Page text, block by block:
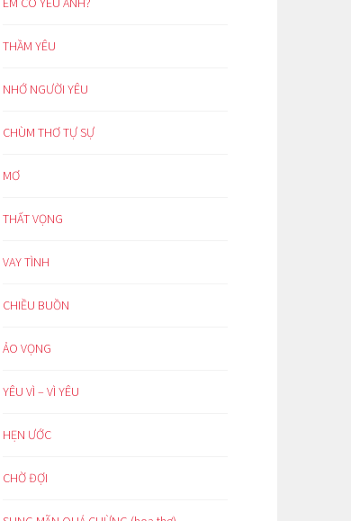
THẦM YÊU
NHỚ NGƯỜI YÊU
CHÙM THƠ TỰ SỰ
MƠ
THẤT VỌNG
VAY TÌNH
CHIỀU BUỒN
ẢO VỌNG
YÊU VÌ – VÌ YÊU
HẸN ƯỚC
CHỜ ĐỢI